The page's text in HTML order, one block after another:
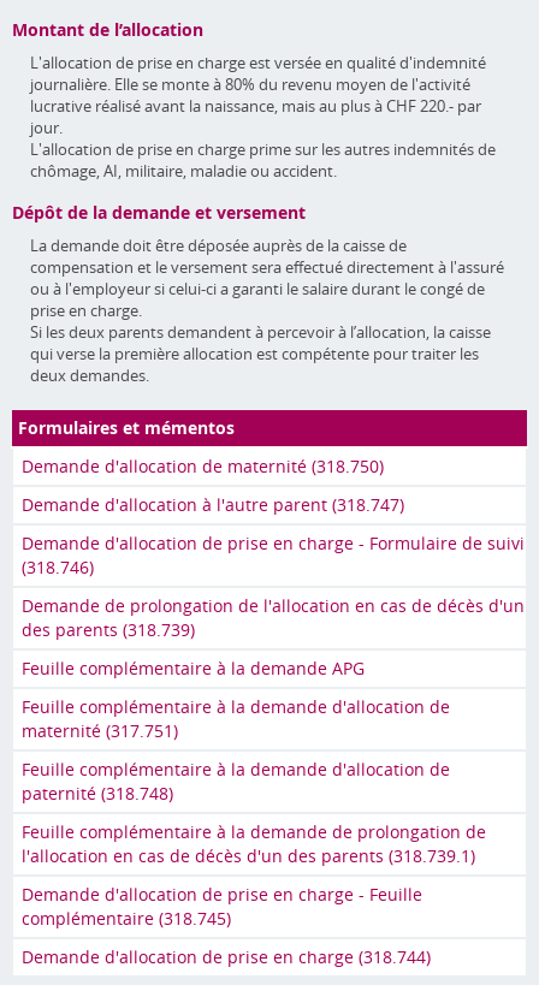
Montant de l’allocation
L'allocation de prise en charge est versée en qualité d'indemnité
journalière. Elle se monte à 80% du revenu moyen de l'activité
lucrative réalisé avant la naissance, mais au plus à CHF 220.- par
jour.
L'allocation de prise en charge prime sur les autres indemnités de
chômage, AI, militaire, maladie ou accident.
Dépôt de la demande et versement
La demande doit être déposée auprès de la caisse de
compensation et le versement sera effectué directement à l'assuré
ou à l'employeur si celui-ci a garanti le salaire durant le congé de
prise en charge.
Si les deux parents demandent à percevoir à l’allocation, la caisse
qui verse la première allocation est compétente pour traiter les
deux demandes.
Formulaires et mémentos
Demande d'allocation de maternité (318.750)
Demande d'allocation à l'autre parent (318.747)
Demande d'allocation de prise en charge - Formulaire de suivi
(318.746)
Demande de prolongation de l'allocation en cas de décès d'un
des parents (318.739)
Feuille complémentaire à la demande APG
Feuille complémentaire à la demande d'allocation de
maternité (317.751)
Feuille complémentaire à la demande d'allocation de
paternité (318.748)
Feuille complémentaire à la demande de prolongation de
l'allocation en cas de décès d'un des parents (318.739.1)
Demande d'allocation de prise en charge - Feuille
complémentaire (318.745)
Demande d'allocation de prise en charge (318.744)